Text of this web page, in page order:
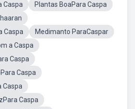
Caspa
Plantas BoaPara Caspa
Caspa
Medimanto ParaCaspar
a Caspa
Caspa
Caspa
Caspa
Caspa